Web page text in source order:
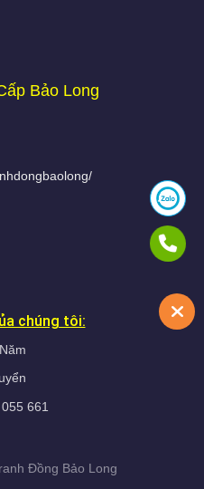
Bảo Long
chúng tôi:
661
Đồng Bảo Long